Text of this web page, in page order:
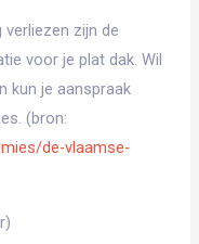
zijn de
voor je plat dak. Wil
kun je aanspraak
(bron:
de-vlaamse-